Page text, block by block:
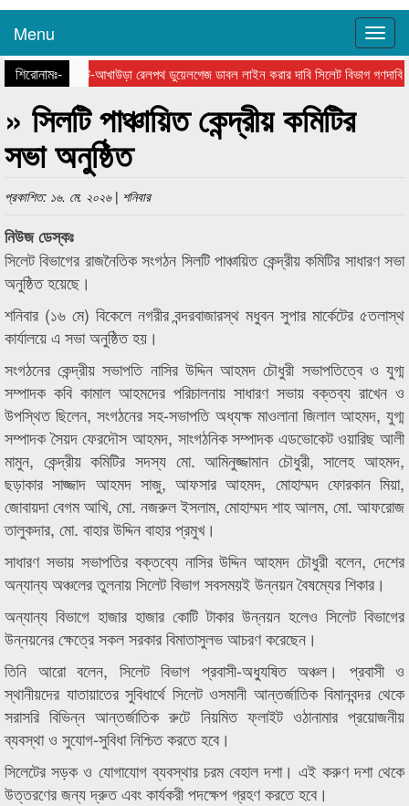
Menu
শিরোনামঃ- সিলেট-আখাউড়া রেলপথ ডুয়েলগেজ ডাবল লাইন করার দাবি সিলেট বিভাগ গণদাবি
কর আইনজীবীদের পেশাগত দক্ষতা বৃদ্ধিতে প্রশিক্ষণ কর্মশালা অপরিহার্য :
» সিলটি পাঞ্চায়িত কেন্দ্রীয় কমিটির
সভা অনুষ্ঠিত
প্রকাশিত: ১৬. মে. ২০২৬ | শনিবার
নিউজ ডেস্কঃ
সিলেট বিভাগের রাজনৈতিক সংগঠন সিলটি পাঞ্চায়িত কেন্দ্রীয় কমিটির সাধারণ সভা
অনুষ্ঠিত হয়েছে।
শনিবার (১৬ মে) বিকেলে নগরীর বন্দরবাজারস্থ মধুবন সুপার মার্কেটের ৫তলাস্থ
কার্যালয়ে এ সভা অনুষ্ঠিত হয়।
সংগঠনের কেন্দ্রীয় সভাপতি নাসির উদ্দিন আহমদ চৌধুরী সভাপতিত্বে ও যুগ্ম
সম্পাদক কবি কামাল আহমদের পরিচালনায় সাধারণ সভায় বক্তব্য রাখেন ও
উপস্থিত ছিলেন, সংগঠনের সহ-সভাপতি অধ্যক্ষ মাওলানা জিলাল আহমদ, যুগ্ম
সম্পাদক সৈয়দ ফেরদৌস আহমদ, সাংগঠনিক সম্পাদক এডভোকেট ওয়ারিছ আলী
মামুন, কেন্দ্রীয় কমিটির সদস্য মো. আমিনুজ্জামান চৌধুরী, সালেহ আহমদ,
ছড়াকার সাজ্জাদ আহমদ সাজু, আফসার আহমদ, মোহাম্মদ ফোরকান মিয়া,
জোবায়দা বেগম আখি, মো. নজরুল ইসলাম, মোহাম্মদ শাহ আলম, মো. আফরোজ
তালুকদার, মো. বাহার উদ্দিন বাহার প্রমুখ।
সাধারণ সভায় সভাপতির বক্তব্যে নাসির উদ্দিন আহমদ চৌধুরী বলেন, দেশের
অন্যান্য অঞ্চলের তুলনায় সিলেট বিভাগ সবসময়ই উন্নয়ন বৈষম্যের শিকার।
অন্যান্য বিভাগে হাজার হাজার কোটি টাকার উন্নয়ন হলেও সিলেট বিভাগের
উন্নয়নের ক্ষেত্রে সকল সরকার বিমাতাসুলভ আচরণ করেছেন।
তিনি আরো বলেন, সিলেট বিভাগ প্রবাসী-অধ্যুষিত অঞ্চল। প্রবাসী ও
স্থানীয়দের যাতায়াতের সুবিধার্থে সিলেট ওসমানী আন্তর্জাতিক বিমানবন্দর থেকে
সরাসরি বিভিন্ন আন্তর্জাতিক রুটে নিয়মিত ফ্লাইট ওঠানামার প্রয়োজনীয়
ব্যবস্থা ও সুযোগ-সুবিধা নিশ্চিত করতে হবে।
সিলেটের সড়ক ও যোগাযোগ ব্যবস্থার চরম বেহাল দশা। এই করুণ দশা থেকে
উত্তরণের জন্য দ্রুত এবং কার্যকরী পদক্ষেপ গ্রহণ করতে হবে।